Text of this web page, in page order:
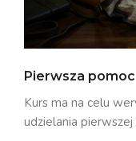
Pierwsza pomoc
Kurs ma na celu
udzielania